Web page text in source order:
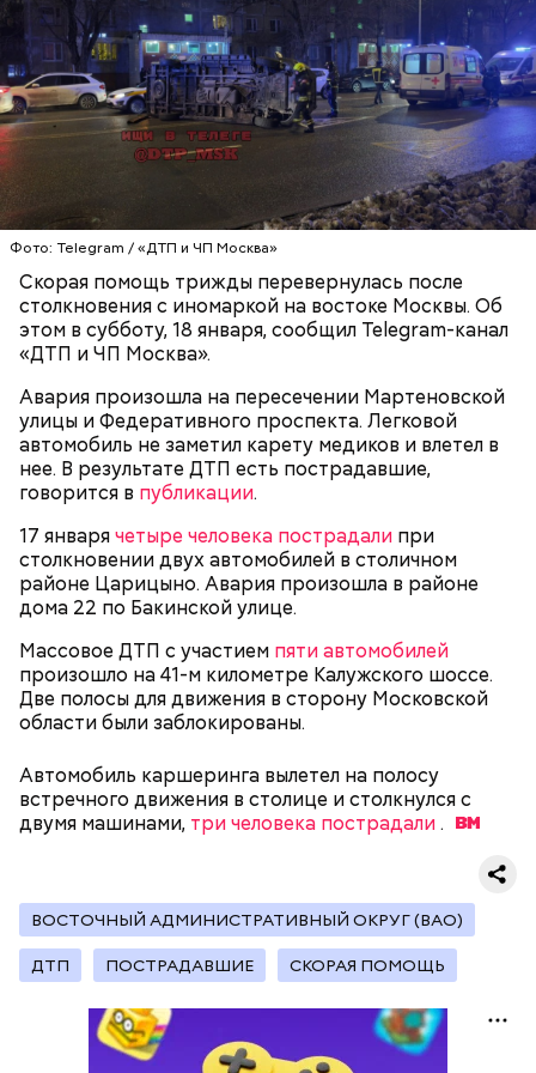
Фото: Telegram / «ДТП и ЧП Москва»
Скорая помощь трижды перевернулась после
столкновения с иномаркой на востоке Москвы. Об
этом в субботу, 18 января, сообщил Telegram-канал
«ДТП и ЧП Москва».
Авария произошла на пересечении Мартеновской
улицы и Федеративного проспекта. Легковой
автомобиль не заметил карету медиков и влетел в
нее. В результате ДТП есть пострадавшие,
говорится в публикации.
17 январячетыре человека пострадали при
столкновении двух автомобилей в столичном
районе Царицыно. Авария произошла в районе
дома 22 по Бакинской улице.
Массовое ДТП с участием пяти автомобилей
произошло на 41-м километре Калужского шоссе.
Две полосы для движения в сторону Московской
области были заблокированы.
Автомобиль каршеринга вылетел на полосу
встречного движения в столице и столкнулся с
двумя машинами, три человека пострадали.
ВОСТОЧНЫЙ АДМИНИСТРАТИВНЫЙ ОКРУГ (ВАО)
ДТП ПОСТРАДАВШИЕ СКОРАЯ ПОМОЩЬ
Молодого человека задержали. На первом же
допросе он признался, что планировал отравить
только отчима. Тогда следователи посчитали, что
которая в случае их смерти перешла бы сыну. Но
спустя несколько дней Миссюра заявил, что ранее
Кто еще был жертвой Миссюры
Первой жертвой Миссюры была его девушка.
Именно на ней молодой человек впервые испытал
химикаты, купленные в интернет-магазине. 13
января 2024 года он подсыпал дихлорэтан в
коктейль возлюбленной, отчего у нее случился
инсульт. Девушка неделюпровела в коме, а после
выписки из больницы узнала, что Миссюра
Примечательно, что летом 2023 года на Мутаева
уже нападали возле Школы единоборств. Тогда
неизвестный несколько раз выстрелил в
спортсмена из травматического пистолета, а боец
открыл огоньв ответ.
Как идет расследование
Вскоре в качестве главного подозреваемого в
убийстве спортсмена арестовали его 18-летнего
знакомого Надырхана Кадирханова. На допросе он
признал вину и показал следователям, как именно
совершил преступление и где спрятал оружие, из
которого застрелил Мутаева.